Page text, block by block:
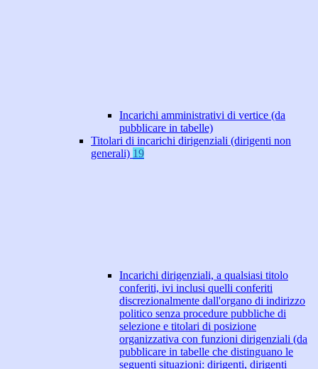
Incarichi amministrativi di vertice (da
pubblicare in tabelle)
Titolari di incarichi dirigenziali (dirigenti non
generali) 19
Incarichi dirigenziali, a qualsiasi titolo
conferiti, ivi inclusi quelli conferiti
discrezionalmente dall'organo di indirizzo
politico senza procedure pubbliche di
selezione e titolari di posizione
organizzativa con funzioni dirigenziali (da
pubblicare in tabelle che distinguano le
seguenti situazioni: dirigenti, dirigenti